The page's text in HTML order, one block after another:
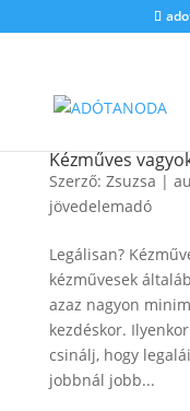
Kézműves
Szerző: Zsuzsa |
jövedelemadó
Legálisan?
kézművesek
azaz nagyon
kezdéskor.
csinálj, hogy
jobbnál jobb...